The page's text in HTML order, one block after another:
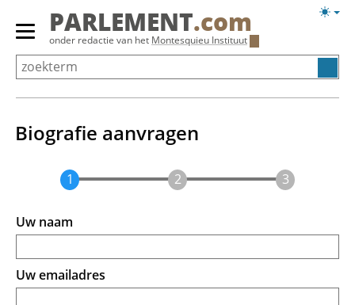
Overslaan
Primair
menu
tonen/verbergen
PARLEMENT.com
onder redactie van het Montesquieu Instituut
Biografie aanvragen
Uw naam
Uw emailadres